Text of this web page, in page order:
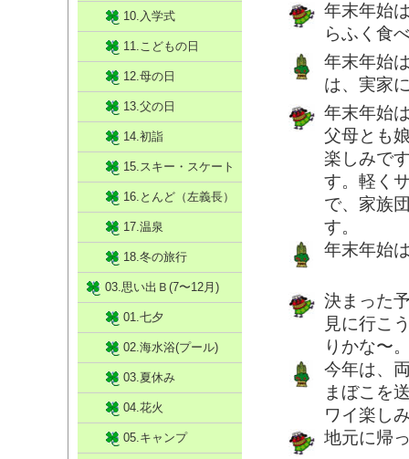
年末年始
らふく食
年末年始
は、実家
年末年始
父母とも
楽しみで
す。軽く
で、家族
す。
年末年始
決まった
見に行こ
りかな〜
今年は、
まぼこを
ワイ楽し
地元に帰
10.入学式
11.こどもの日
12.母の日
13.父の日
14.初詣
15.スキー・スケート
16.とんど（左義長）
17.温泉
18.冬の旅行
03.思い出Ｂ(7〜12月)
01.七夕
02.海水浴(プール)
03.夏休み
04.花火
05.キャンプ